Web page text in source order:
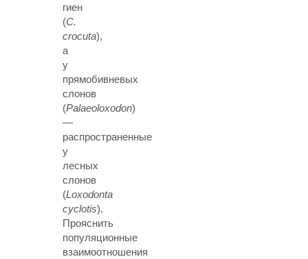
гиен
(C.
crocuta),
а
у
прямобивневых
слонов
(Palaeoloxodon)
—
распространенные
у
лесных
слонов
(Loxodonta
cyclotis).
Прояснить
популяционные
взаимоотношения